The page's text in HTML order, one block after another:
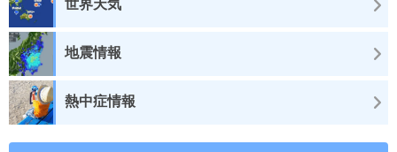
世界天気
地震情報
熱中症情報